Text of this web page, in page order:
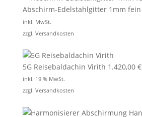
Abschirm-Edelstahlgitter 1mm fein
inkl. MwSt.
zzgl. Versandkosten
5G Reisebaldachin Virith 1.420,00 €
inkl. 19 % MwSt.
zzgl. Versandkosten